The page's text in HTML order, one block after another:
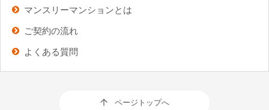
マンスリーマンションとは
ご契約の流れ
よくある質問
ページトップへ